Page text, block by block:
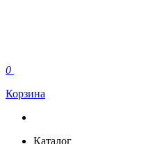
0
Корзина
Каталог